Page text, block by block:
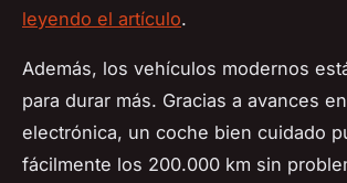
leyendo el artículo.
Además, los vehículos modernos
para durar más. Gracias a avances
electrónica, un coche bien cuidado
fácilmente los 200.000 km sin